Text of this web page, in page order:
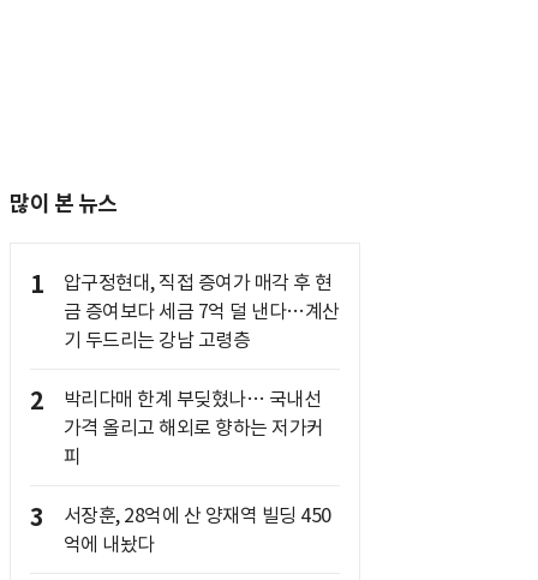
많이 본 뉴스
1
압구정현대, 직접 증여가 매각 후 현
금 증여보다 세금 7억 덜 낸다…계산
기 두드리는 강남 고령층
2
박리다매 한계 부딪혔나… 국내선
가격 올리고 해외로 향하는 저가커
피
3
서장훈, 28억에 산 양재역 빌딩 450
억에 내놨다